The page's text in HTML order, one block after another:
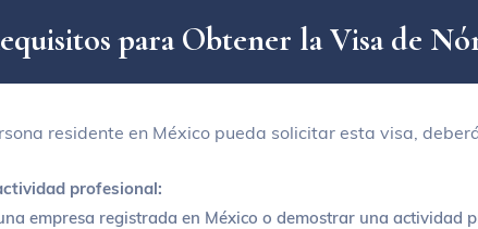
equisitos para Obtener la Visa de Nó
residente en México pueda solicitar esta visa,
profesional:
empresa registrada en México o demostrar una actividad